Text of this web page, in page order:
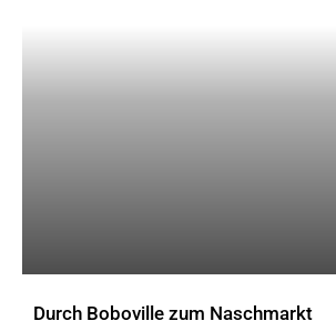
Durch Boboville zum Naschmarkt